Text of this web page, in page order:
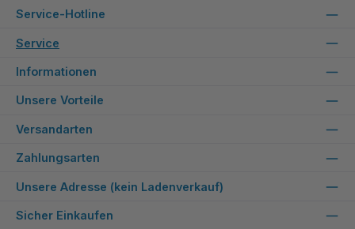
Service-Hotline
Service
Informationen
Unsere Vorteile
Versandarten
Zahlungsarten
Unsere Adresse (kein Ladenverkauf)
Sicher Einkaufen